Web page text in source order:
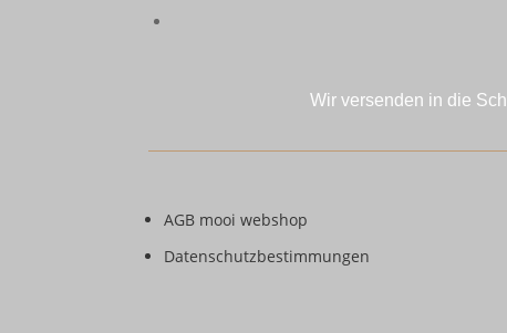
Wir versenden in die
AGB mooi webshop
Datenschutzbestimmungen